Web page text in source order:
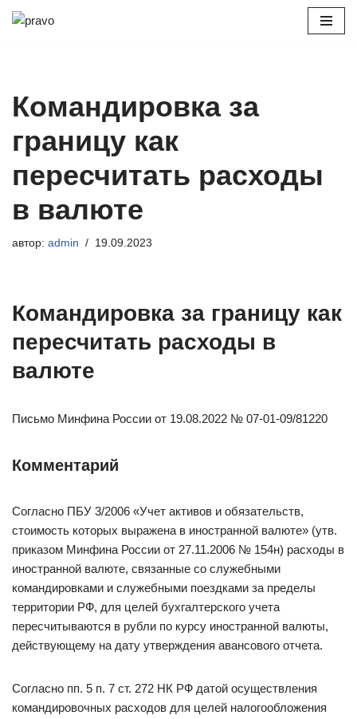
Командировка за
границу как
пересчитать расходы
в валюте
автор: admin 19.09.2023
Командировка за границу как
пересчитать расходы в
валюте
Письмо Минфина России от 19.08.2022 № 07-01-09/81220
Комментарий
Согласно ПБУ 3/2006 «Учет активов и обязательств,
стоимость которых выражена в иностранной валюте» (утв.
приказом Минфина России от 27.11.2006 № 154н) расходы в
иностранной валюте, связанные со служебными
командировками и служебными поездками за пределы
территории РФ, для целей бухгалтерского учета
пересчитываются в рубли по курсу иностранной валюты,
действующему на дату утверждения авансового отчета.
Согласно пп. 5 п. 7 ст. 272 НК РФ датой осуществления
командировочных расходов для целей налогообложения